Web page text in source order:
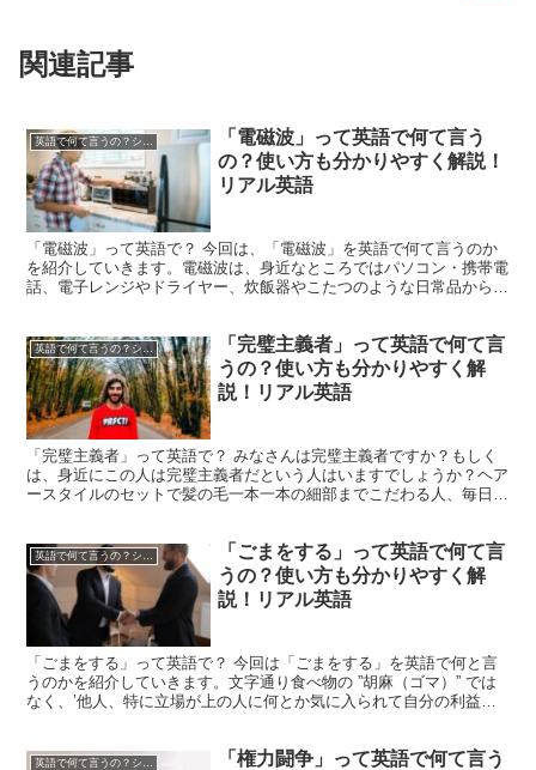
関連記事
「電磁波」って英語で何て言う
の？使い方も分かりやすく解説！
リアル英語
「電磁波」って英語で？ 今回は、「電磁波」を英語で何て言うのか
を紹介していきます。電磁波は、身近なところではパソコン・携帯電
話、電子レンジやドライヤー、炊飯器やこたつのような日常品から、
英語で何て言うの？シリーズ
「完璧主義者」って英語で何て言
うの？使い方も分かりやすく解
説！リアル英語
「完璧主義者」って英語で？ みなさんは完璧主義者ですか？もしく
は、身近にこの人は完璧主義者だという人はいますでしょうか？ヘア
ースタイルのセットで髪の毛一本一本の細部までこだわる人、毎日の
「ごまをする」って英語で何て言
うの？使い方も分かりやすく解
説！リアル英語
「ごまをする」って英語で？ 今回は「ごまをする」を英語で何と言
うのかを紹介していきます。文字通り食べ物の ”胡麻（ゴマ）” では
なく、’他人、特に立場が上の人に何とか気に入られて自分の利益を
「権力闘争」って英語で何て言う